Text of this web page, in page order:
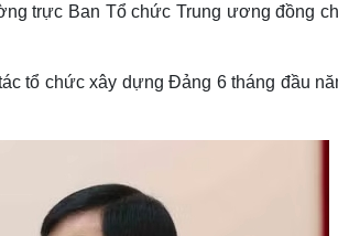
Thời trang
Săn
trực Ban Tổ chức Trung ương đồng
tổ chức xây dựng Đảng 6 tháng đầu